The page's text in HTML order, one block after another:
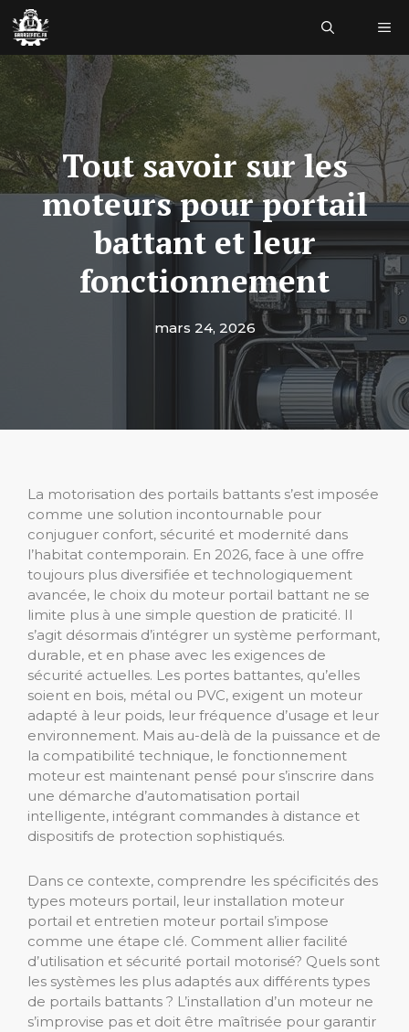
Aller
au
contenu
Tout savoir sur les
moteurs pour portail
battant et leur
fonctionnement
mars 24, 2026
La motorisation des portails battants s’est imposée
comme une solution incontournable pour
conjuguer confort, sécurité et modernité dans
l’habitat contemporain. En 2026, face à une offre
toujours plus diversifiée et technologiquement
avancée, le choix du moteur portail battant ne se
limite plus à une simple question de praticité. Il
s’agit désormais d’intégrer un système performant,
durable, et en phase avec les exigences de
sécurité actuelles. Les portes battantes, qu’elles
soient en bois, métal ou PVC, exigent un moteur
adapté à leur poids, leur fréquence d’usage et leur
environnement. Mais au-delà de la puissance et de
la compatibilité technique, le fonctionnement
moteur est maintenant pensé pour s’inscrire dans
une démarche d’automatisation portail
intelligente, intégrant commandes à distance et
dispositifs de protection sophistiqués.
Dans ce contexte, comprendre les spécificités des
types moteurs portail, leur installation moteur
portail et entretien moteur portail s’impose
comme une étape clé. Comment allier facilité
d’utilisation et sécurité portail motorisé? Quels sont
les systèmes les plus adaptés aux différents types
de portails battants ? L’installation d’un moteur ne
s’improvise pas et doit être maîtrisée pour garantir